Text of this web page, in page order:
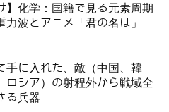
】化学：国籍で見る元素周期
力波とアニメ「君の名は」
手に入れた、敵（中国、韓
ロシア）の射程外から戦域全
る兵器